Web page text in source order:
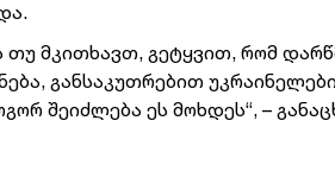
თუ მკითხავთ, გეტყვით, რომ
განსაკუთრებით
შეიძლება ეს მოხდეს“, –